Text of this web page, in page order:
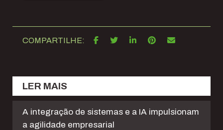
COMPARTILHE:
LER MAIS
A integração de sistemas e a IA impulsionam
a agilidade empresarial